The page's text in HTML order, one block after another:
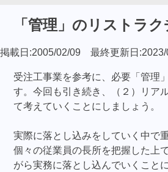
「管理」のリストラ
掲載日:2005/02/09 最終更新日:2023/
受注工事業を参考に、必要「管理
す。今回も引き続き、（２）リア
て考えていくことにしましょう。
実際に落とし込みをしていく中で
個々の従業員の長所を把握した上
がら実務に落とし込んでいくこと